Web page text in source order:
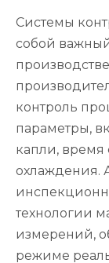
Системы
собой
контроль
параметры,
капли, время
охлаждения.
технологии
измерений,
режиме